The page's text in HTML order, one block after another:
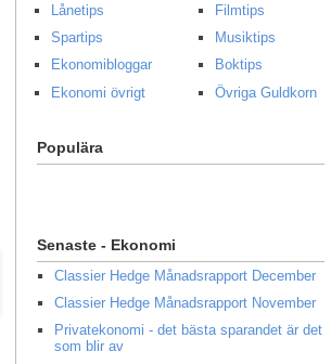
Lånetips
Spartips
Ekonomibloggar
Ekonomi övrigt
Filmtips
Musiktips
Boktips
Övriga Guldkorn
Populära
Senaste - Ekonomi
Classier Hedge Månadsrapport December
Classier Hedge Månadsrapport November
Privatekonomi - det bästa sparandet är det
som blir av